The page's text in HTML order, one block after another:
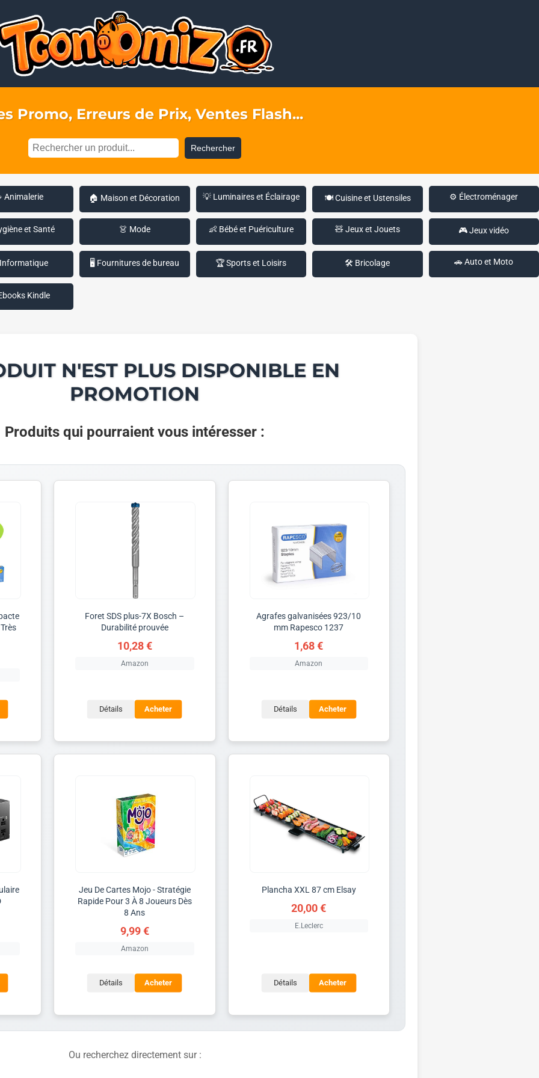
Promo, Erreurs de Prix, Ventes Flash...
Rechercher
Animalerie 🏠 Maison et Décoration 💡 Luminaires et Éclairage 🍽️ Cuisine et Ustensiles ⚙️ Électroménager
et Santé 👗 Mode 👶 Bébé et Puériculture 🧸 Jeux et Jouets 🎮 Jeux vidéo
🖥️ Fournitures de bureau 🏆 Sports et Loisirs 🛠️ Bricolage 🚗 Auto et Moto
Kindle
N'EST PLUS DISPONIBLE EN
PROMOTION
Produits qui pourraient vous intéresser :
Foret SDS plus-7X Bosch –
Durabilité prouvée
10,28 €
Amazon
Détails Acheter
Agrafes galvanisées 923/10
mm Rapesco 1237
1,68 €
Amazon
Détails Acheter
Jeu De Cartes Mojo - Stratégie
Rapide Pour 3 À 8 Joueurs Dès
8 Ans
9,99 €
Amazon
Détails Acheter
Plancha XXL 87 cm Elsay
20,00 €
E.Leclerc
Détails Acheter
Ou recherchez directement sur :